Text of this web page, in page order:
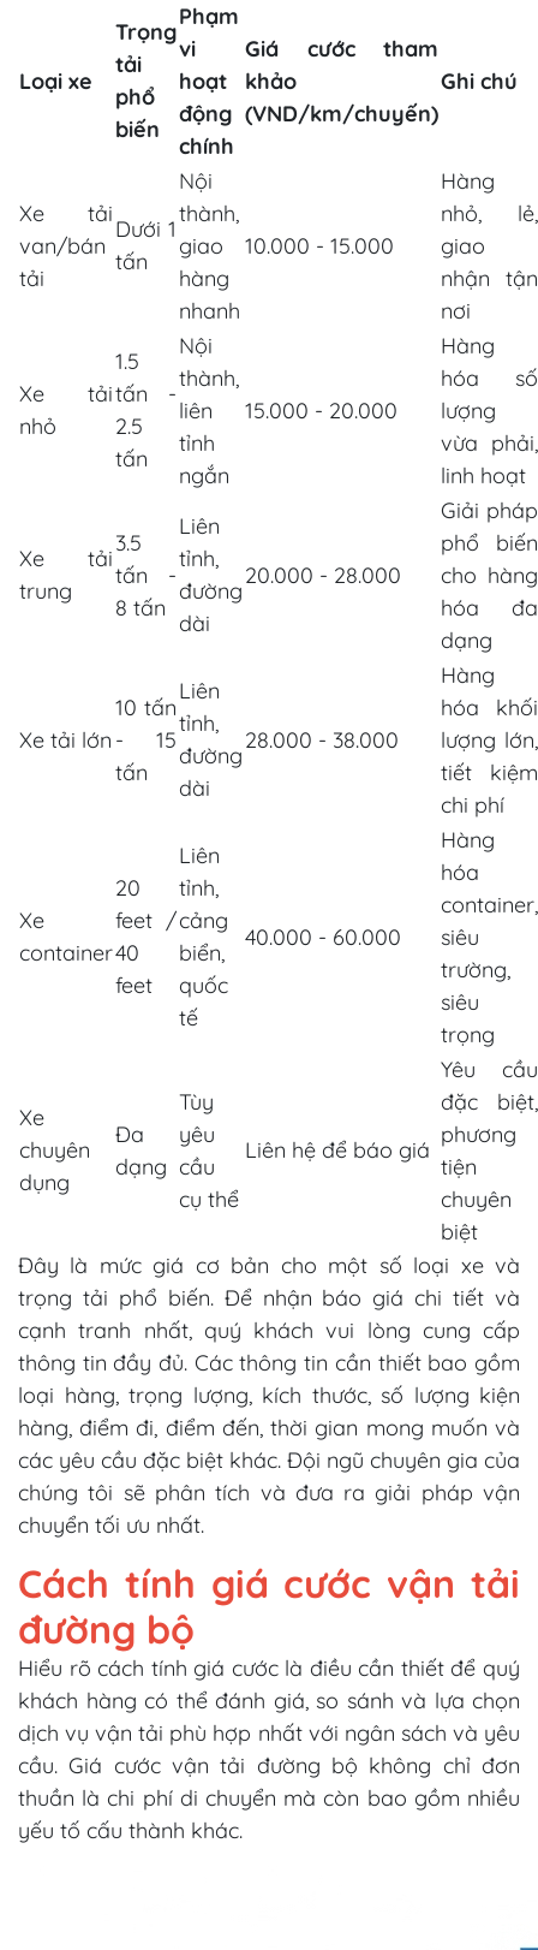
Loại xe
Trọng
tải
phổ
biến
Phạm
vi
hoạt
động
chính
Giá cước tham
khảo
(VND/km/chuyến)
Ghi chú
Xe tải
van/bán
tải
Dưới 1
tấn
Nội
thành,
giao
hàng
nhanh
10.000 - 15.000
Hàng
nhỏ, lẻ,
giao
nhận tận
nơi
Xe tải
nhỏ
1.5
tấn -
2.5
tấn
Nội
thành,
liên
tỉnh
ngắn
15.000 - 20.000
Hàng
hóa số
lượng
vừa phải,
linh hoạt
Xe tải
trung
3.5
tấn -
8 tấn
Liên
tỉnh,
đường
dài
20.000 - 28.000
Giải pháp
phổ biến
cho hàng
hóa đa
dạng
Xe tải lớn
10 tấn
- 15
tấn
Liên
tỉnh,
đường
dài
28.000 - 38.000
Hàng
hóa khối
lượng lớn,
tiết kiệm
chi phí
Xe
container
20
feet /
40
feet
Liên
tỉnh,
cảng
biển,
quốc
tế
40.000 - 60.000
Hàng
hóa
container,
siêu
trường,
siêu
trọng
Xe
chuyên
dụng
Đa
dạng
Tùy
yêu
cầu
cụ thể
Liên hệ để báo giá
Yêu cầu
đặc biệt,
phương
tiện
chuyên
biệt
Đây là mức giá cơ bản cho một số loại xe và
trọng tải phổ biến. Để nhận báo giá chi tiết và
cạnh tranh nhất, quý khách vui lòng cung cấp
thông tin đầy đủ. Các thông tin cần thiết bao gồm
loại hàng, trọng lượng, kích thước, số lượng kiện
hàng, điểm đi, điểm đến, thời gian mong muốn và
các yêu cầu đặc biệt khác. Đội ngũ chuyên gia của
chúng tôi sẽ phân tích và đưa ra giải pháp vận
chuyển tối ưu nhất.
Cách tính giá cước vận tải
đường bộ
Hiểu rõ cách tính giá cước là điều cần thiết để quý
khách hàng có thể đánh giá, so sánh và lựa chọn
dịch vụ vận tải phù hợp nhất với ngân sách và yêu
cầu. Giá cước vận tải đường bộ không chỉ đơn
thuần là chi phí di chuyển mà còn bao gồm nhiều
yếu tố cấu thành khác.